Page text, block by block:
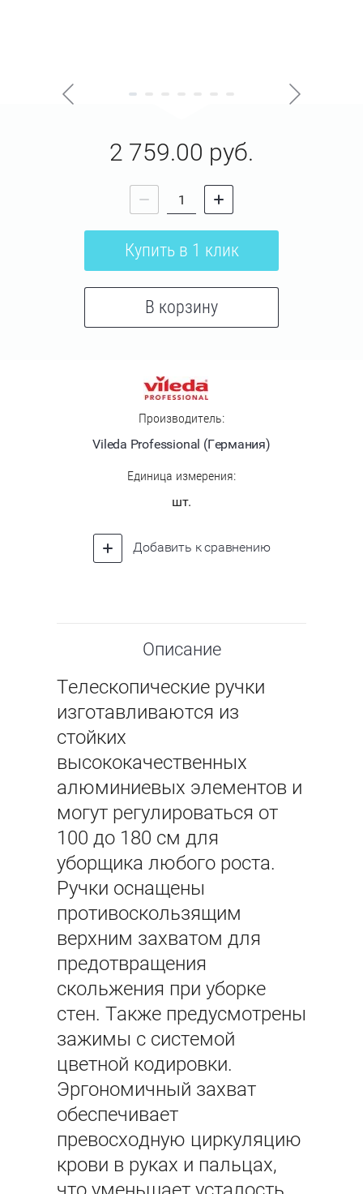
2 759.00 руб.
Купить в 1 клик
В корзину
Производитель:
Vileda Professional (Германия)
Единица измерения:
шт.
Добавить к сравнению
Описание
Телескопические ручки
изготавливаются из
стойких
высококачественных
алюминиевых элементов и
могут регулироваться от
100 до 180 см для
уборщика любого роста.
Ручки оснащены
противоскользящим
верхним захватом для
предотвращения
скольжения при уборке
стен. Также предусмотрены
зажимы с системой
цветной кодировки.
Эргономичный захват
обеспечивает
превосходную циркуляцию
крови в руках и пальцах,